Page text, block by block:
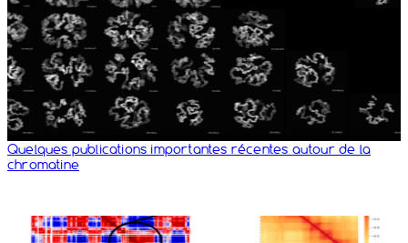
Quelques publications importantes récentes autour de la
chromatine